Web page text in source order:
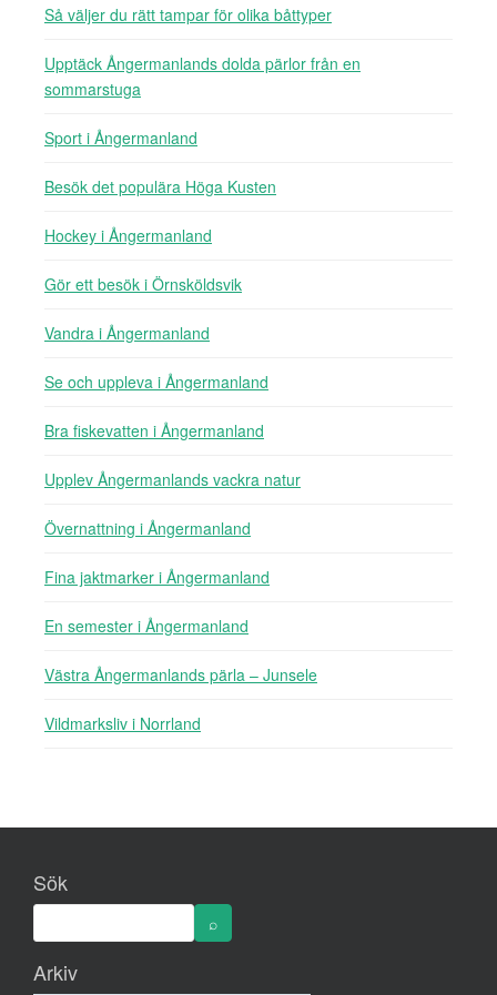
Så väljer du rätt tampar för olika båttyper
Upptäck Ångermanlands dolda pärlor från en
sommarstuga
Sport i Ångermanland
Besök det populära Höga Kusten
Hockey i Ångermanland
Gör ett besök i Örnsköldsvik
Vandra i Ångermanland
Se och uppleva i Ångermanland
Bra fiskevatten i Ångermanland
Upplev Ångermanlands vackra natur
Övernattning i Ångermanland
Fina jaktmarker i Ångermanland
En semester i Ångermanland
Västra Ångermanlands pärla – Junsele
Vildmarksliv i Norrland
Sök
Arkiv